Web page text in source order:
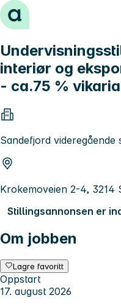
Hopp til innhold
interiør og
- ca.75 %
Sandefjord
Krokemoveien 2-4, 3214
Stillingsannonsen er
Om jobben
Lagre favoritt
Oppstart
17. august 2026